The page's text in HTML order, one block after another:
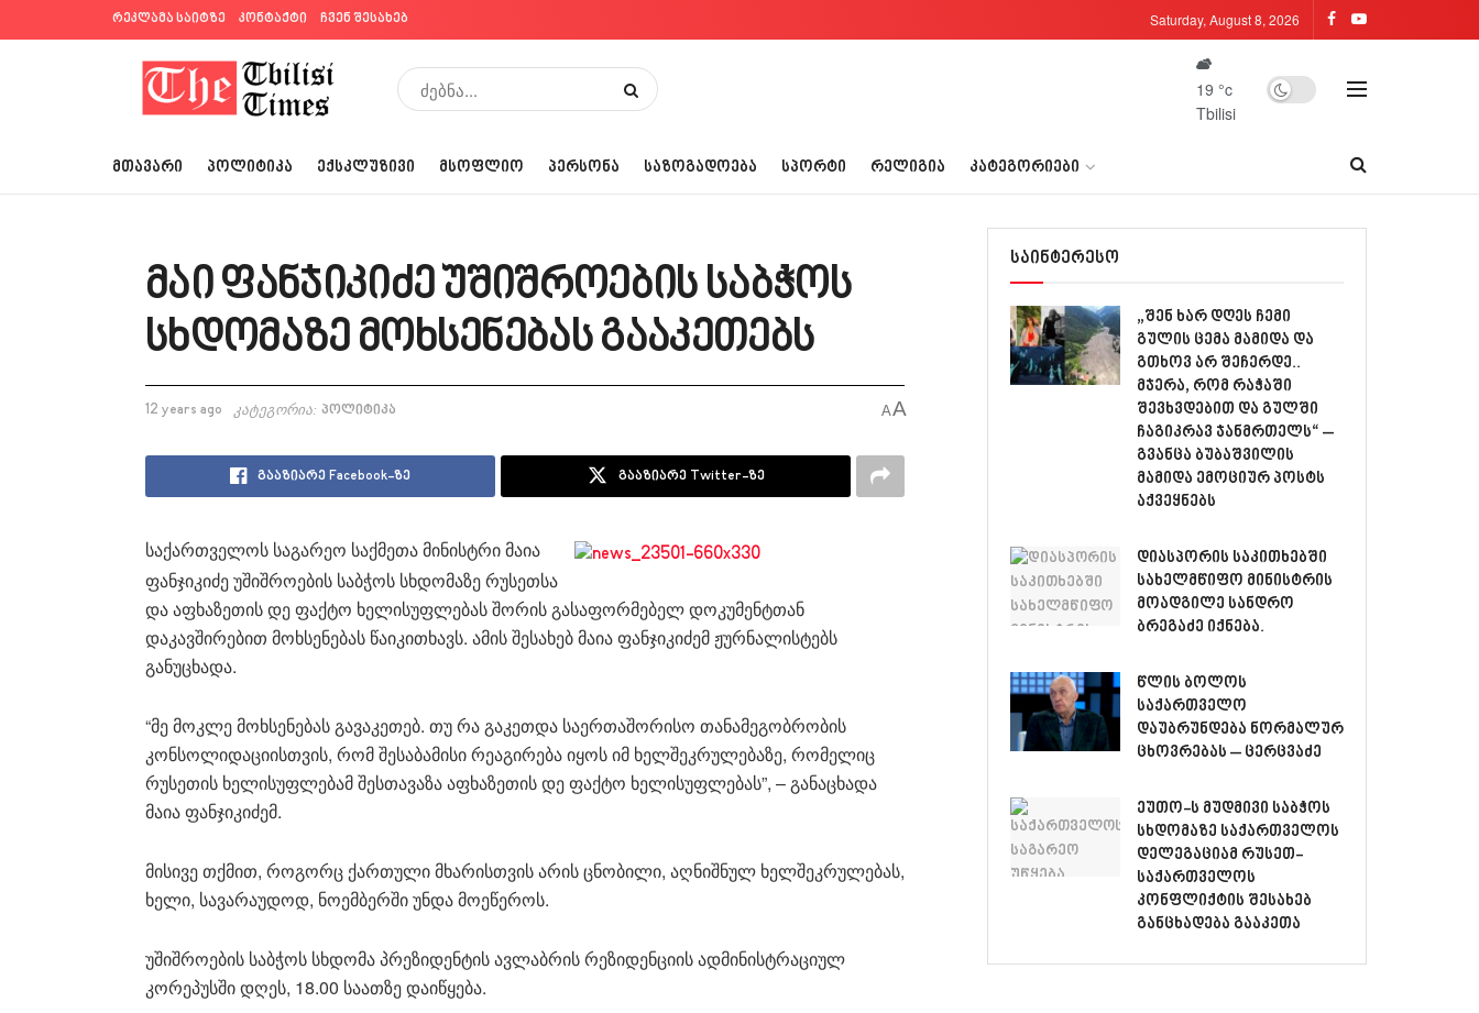
რეკლამა საიტზე კონტაქტი ჩვენ შესახებ Saturday, August 8, 2026
19 °c
Tbilisi
ᲛᲗᲐᲕᲐᲠᲘ ᲞᲝᲚᲘᲢᲘᲙᲐ ᲔᲥᲡᲙᲚᲣᲖᲘᲕᲘ ᲛᲡᲝᲤᲚᲘᲝ ᲞᲔᲠᲡᲝᲜᲐ ᲡᲐᲖᲝᲒᲐᲓᲝᲔᲑᲐ ᲡᲞᲝᲠᲢᲘ ᲠᲔᲚᲘᲒᲘᲐ ᲙᲐᲢᲔᲒᲝᲠᲘᲔᲑᲘ
მაი ფანჯიკიძე უშიშროების საბჭოს
სხდომაზე მოხსენებას გააკეთებს
12 years ago კატეგორია: პოლიტიკა AA
გააზიარე Facebook-ზე გააზიარე Twitter-ზე
საქართველოს საგარეო საქმეთა მინისტრი მაია
ფანჯიკიძე უშიშროების საბჭოს სხდომაზე რუსეთსა
და აფხაზეთის დე ფაქტო ხელისუფლებას შორის გასაფორმებელ დოკუმენტთან
დაკავშირებით მოხსენებას წაიკითხავს. ამის შესახებ მაია ფანჯიკიძემ ჟურნალისტებს
განუცხადა.
“მე მოკლე მოხსენებას გავაკეთებ. თუ რა გაკეთდა საერთაშორისო თანამეგობრობის
კონსოლიდაციისთვის, რომ შესაბამისი რეაგირება იყოს იმ ხელშეკრულებაზე, რომელიც
რუსეთის ხელისუფლებამ შესთავაზა აფხაზეთის დე ფაქტო ხელისუფლებას”, – განაცხადა
მაია ფანჯიკიძემ.
მისივე თქმით, როგორც ქართული მხარისთვის არის ცნობილი, აღნიშნულ ხელშეკრულებას,
ხელი, სავარაუდოდ, ნოემბერში უნდა მოეწეროს.
უშიშროების საბჭოს სხდომა პრეზიდენტის ავლაბრის რეზიდენციის ადმინისტრაციულ
კორეპუსში დღეს, 18.00 საათზე დაიწყება.
საინტერესო
„შენ ხარ დღეს ჩემი
გულის ცემა მამიდა და
გთხოვ არ შეჩერდე..
მჯერა, რომ რაჭაში
შევხვდებით და გულში
ჩაგიკრავ ჯანმრთელს“ –
გვანცა ბუბაშვილის
მამიდა ემოციურ პოსტს
აქვეყნებს
დიასპორის საკითხებში
სახელმწიფო მინისტრის
მოადგილე სანდრო
ბრეგაძე იქნება.
წლის ბოლოს
საქართველო
დაუბრუნდება ნორმალურ
ცხოვრებას – ცერცვაძე
ეუთო-ს მუდმივი საბჭოს
სხდომაზე საქართველოს
დელეგაციამ რუსეთ-
საქართველოს
კონფლიქტის შესახებ
განცხადება გააკეთა